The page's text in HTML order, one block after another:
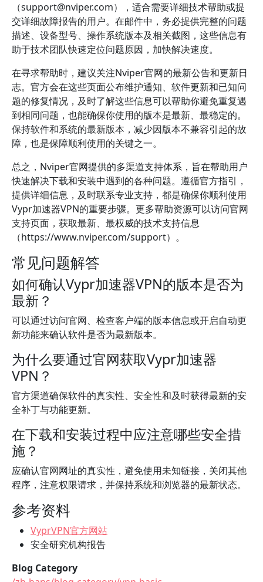
（support@nviper.com），适合需要详细技术帮助或提
交详细故障报告的用户。在邮件中，务必提供完整的问题
描述、设备型号、操作系统版本及相关截图，这些信息有
助于技术团队快速定位问题原因，加快解决速度。
在寻求帮助时，建议关注Nviper官网的最新公告和更新日
志。官方会在这些页面公布维护通知、软件更新和已知问
题的修复情况，及时了解这些信息可以帮助你避免重复遇
到相同问题，也能确保你使用的版本是最新、最稳定的。
保持软件和系统的最新版本，减少因版本不兼容引起的故
障，也是保障顺利使用的关键之一。
总之，Nviper官网提供的多渠道支持体系，旨在帮助用户
快速解决下载和安装中遇到的各种问题。遵循官方指引，
提供详细信息，及时联系专业支持，都是确保你顺利使用
Vypr加速器VPN的重要步骤。更多帮助资源可以访问官网
支持页面，获取最新、最权威的技术支持信息
（https://www.nviper.com/support）。
常见问题解答
如何确认Vypr加速器VPN的版本是否为
最新？
可以通过访问官网、检查客户端的版本信息或开启自动更
新功能来确认软件是否为最新版本。
为什么要通过官网获取Vypr加速器
VPN？
官方渠道确保软件的真实性、安全性和及时获得最新的安
全补丁与功能更新。
在下载和安装过程中应注意哪些安全措
施？
应确认官网网址的真实性，避免使用未知链接，关闭其他
程序，注意权限请求，并保持系统和浏览器的最新状态。
参考资料
VyprVPN官方网站
安全研究机构报告
Blog Category